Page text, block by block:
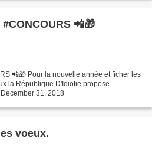
📲🎁
📲🎁 Pour la nouvelle année et ficher les
la République D'Idiotie propose…
31, 2018
voeux.